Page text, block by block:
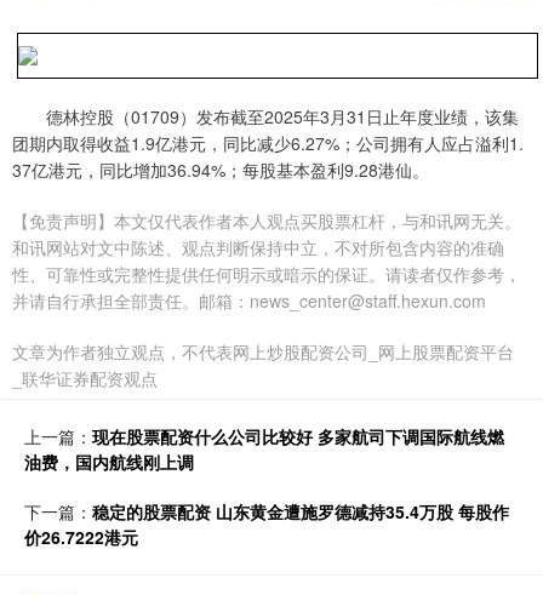
德林控股（01709）发布截至2025年3月31日止年度业绩，该集
团期内取得收益1.9亿港元，同比减少6.27%；公司拥有人应占溢利1.
37亿港元，同比增加36.94%；每股基本盈利9.28港仙。
【免责声明】本文仅代表作者本人观点买股票杠杆，与和讯网无关。
和讯网站对文中陈述、观点判断保持中立，不对所包含内容的准确
性、可靠性或完整性提供任何明示或暗示的保证。请读者仅作参考，
并请自行承担全部责任。邮箱：news_center@staff.hexun.com
文章为作者独立观点，不代表网上炒股配资公司_网上股票配资平台
_联华证券配资观点
上一篇： 现在股票配资什么公司比较好 多家航司下调国际航线燃
油费，国内航线刚上调
下一篇： 稳定的股票配资 山东黄金遭施罗德减持35.4万股 每股作
价26.7222港元